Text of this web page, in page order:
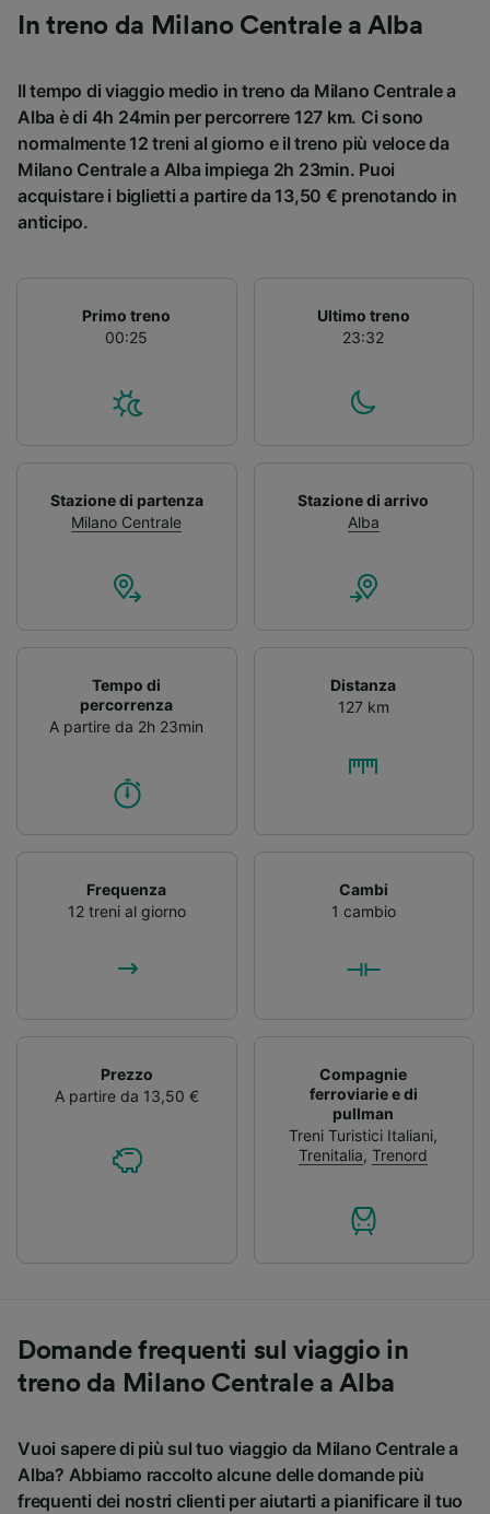
In treno da Milano Centrale a Alba
Il tempo di viaggio medio in treno da Milano Centrale a
Alba è di 4h 24min per percorrere 127 km. Ci sono
normalmente 12 treni al giorno e il treno più veloce da
Milano Centrale a Alba impiega 2h 23min. Puoi
acquistare i biglietti a partire da 13,50 € prenotando in
anticipo.
Primo treno
00:25
Ultimo treno
23:32
Stazione di partenza
Milano Centrale
Stazione di arrivo
Alba
Tempo di
percorrenza
A partire da 2h 23min
Distanza
127 km
Frequenza
12 treni al giorno
Cambi
1 cambio
Prezzo
A partire da 13,50 €
Compagnie
ferroviarie e di
pullman
Treni Turistici Italiani,
Trenitalia,Trenord
Domande frequenti sul viaggio in
treno da Milano Centrale a Alba
Vuoi sapere di più sul tuo viaggio da Milano Centrale a
Alba? Abbiamo raccolto alcune delle domande più
frequenti dei nostri clienti per aiutarti a pianificare il tuo